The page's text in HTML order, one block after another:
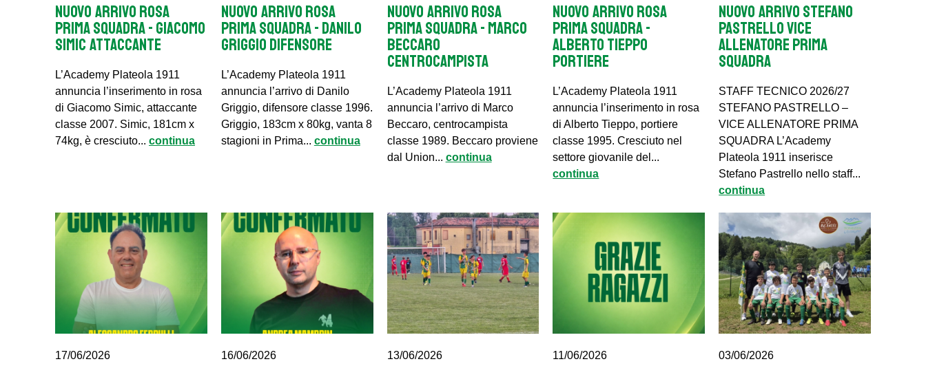
NUOVO ARRIVO ROSA
PRIMA SQUADRA - GIACOMO
SIMIC ATTACCANTE
L’Academy Plateola 1911
annuncia l’inserimento in rosa
di Giacomo Simic, attaccante
classe 2007. Simic, 181cm x
74kg, è cresciuto... continua
NUOVO ARRIVO ROSA
PRIMA SQUADRA - DANILO
GRIGGIO DIFENSORE
L’Academy Plateola 1911
annuncia l’arrivo di Danilo
Griggio, difensore classe 1996.
Griggio, 183cm x 80kg, vanta 8
stagioni in Prima... continua
NUOVO ARRIVO ROSA
PRIMA SQUADRA - MARCO
BECCARO
CENTROCAMPISTA
L’Academy Plateola 1911
annuncia l’arrivo di Marco
Beccaro, centrocampista
classe 1989. Beccaro proviene
dal Union... continua
NUOVO ARRIVO ROSA
PRIMA SQUADRA -
ALBERTO TIEPPO
PORTIERE
L’Academy Plateola 1911
annuncia l’inserimento in rosa
di Alberto Tieppo, portiere
classe 1995. Cresciuto nel
settore giovanile del...
continua
NUOVO ARRIVO STEFANO
PASTRELLO VICE
ALLENATORE PRIMA
SQUADRA
STAFF TECNICO 2026/27
STEFANO PASTRELLO –
VICE ALLENATORE PRIMA
SQUADRA L’Academy
Plateola 1911 inserisce
Stefano Pastrello nello staff...
continua
17/06/2026 16/06/2026 13/06/2026 11/06/2026 03/06/2026